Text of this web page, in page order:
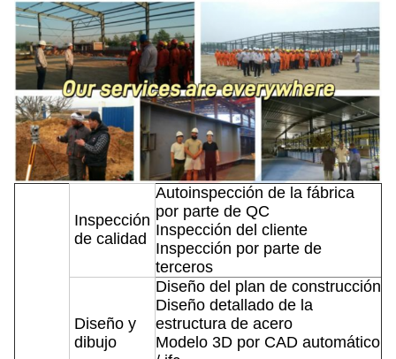
Inspección
de calidad
Autoinspección de la fábrica
por parte de QC
Inspección del cliente
Inspección por parte de
terceros
Diseño y
dibujo
Diseño del plan de construcción
Diseño detallado de la
estructura de acero
Modelo 3D por CAD automático